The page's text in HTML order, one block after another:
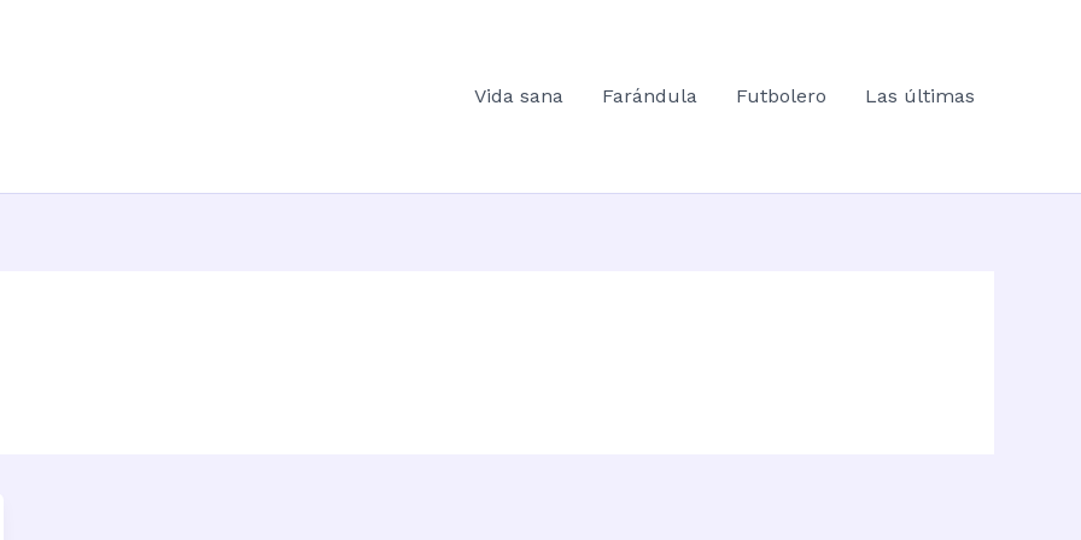
Vida sana
Farándula Futbolero Las últimas